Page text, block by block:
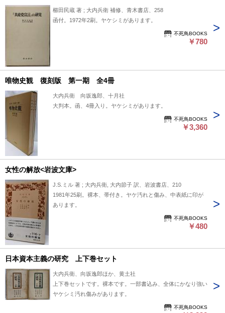
櫛田民蔵 著 ; 大内兵衛 補修、青木書店、258
函付。1972年2刷。ヤケシミがあります。
不死鳥BOOKS
￥780
唯物史観 復刻版 第一期 全4冊
大内兵衛 向坂逸郎、十月社
大判本。函、4冊入り。ヤケシミがあります。
不死鳥BOOKS
￥3,360
女性の解放<岩波文庫>
J.S.ミル 著 ; 大内兵衛, 大内節子 訳、岩波書店、210
1981年25刷。裸本、帯付き。ヤケ汚れと傷み、中表紙に印が
あります。
不死鳥BOOKS
￥480
日本資本主義の研究 上下巻セット
大内兵衛、向坂逸郎ほか、黄土社
上下巻セットです。裸本です。一部書込み、全体にかなり強い
ヤケシミ汚れ傷みがあります。
不死鳥BOOKS